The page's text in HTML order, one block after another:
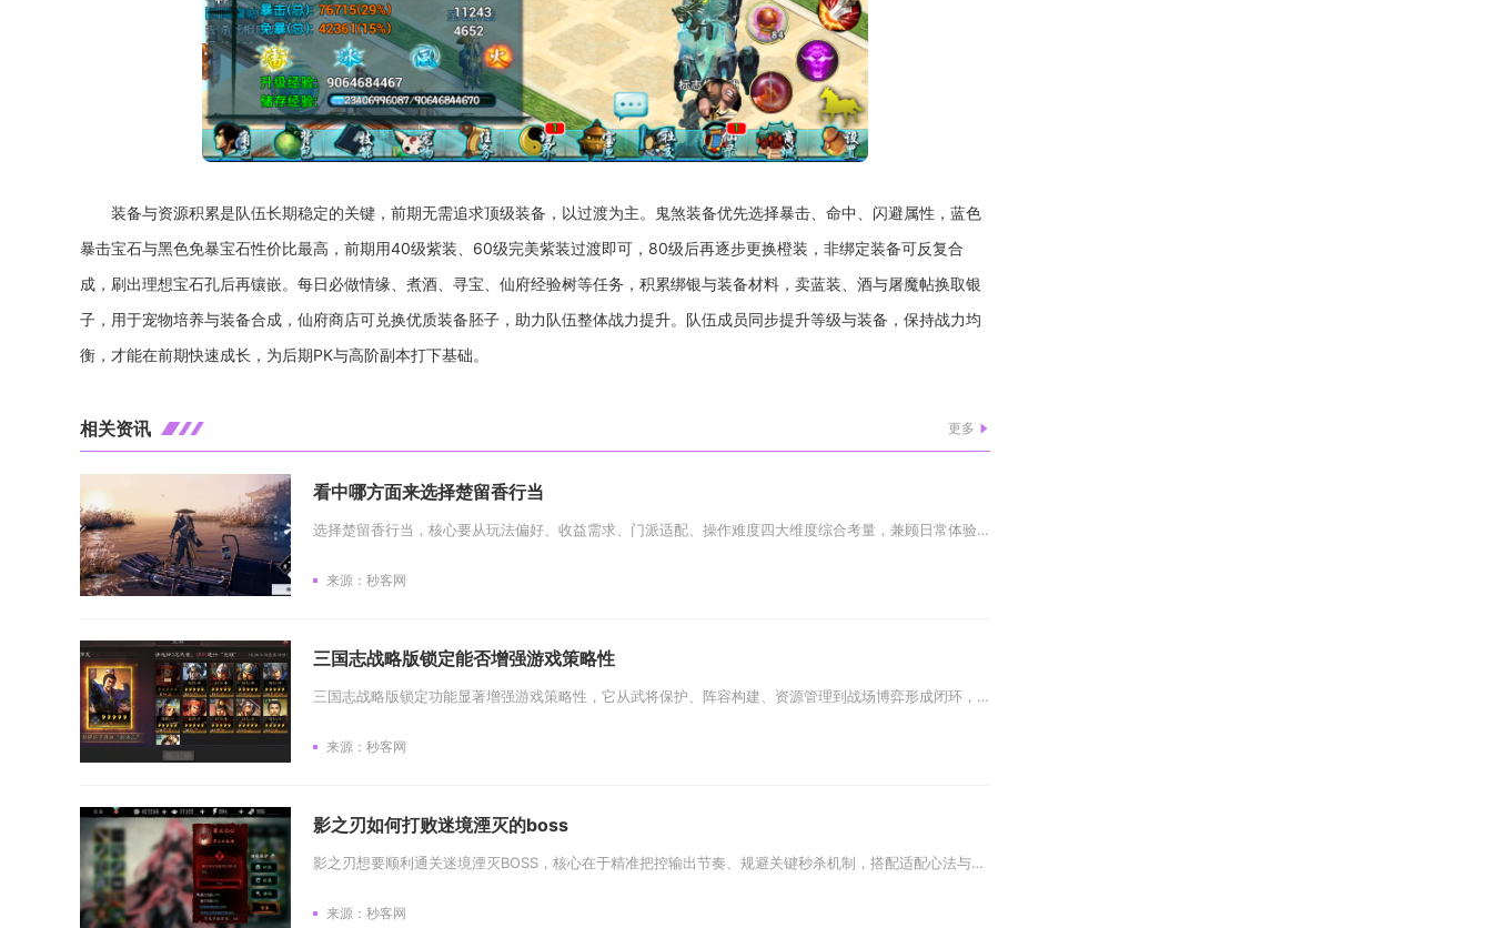
装备与资源积累是队伍长期稳定的关键，前期无需追求顶级装备，以过渡为主。鬼煞装备优先选择暴击、命中、闪避属性，蓝色
暴击宝石与黑色免暴宝石性价比最高，前期用40级紫装、60级完美紫装过渡即可，80级后再逐步更换橙装，非绑定装备可反复合
成，刷出理想宝石孔后再镶嵌。每日必做情缘、煮酒、寻宝、仙府经验树等任务，积累绑银与装备材料，卖蓝装、酒与屠魔帖换取银
子，用于宠物培养与装备合成，仙府商店可兑换优质装备胚子，助力队伍整体战力提升。队伍成员同步提升等级与装备，保持战力均
衡，才能在前期快速成长，为后期PK与高阶副本打下基础。
相关资讯 更多
看中哪方面来选择楚留香行当
选择楚留香行当，核心要从玩法偏好、收益需求、门派适配、操作难度四大维度综合考量，兼顾日常体验与长期养成，才能选出适配自身...
来源：秒客网
三国志战略版锁定能否增强游戏策略性
三国志战略版锁定功能显著增强游戏策略性，它从武将保护、阵容构建、资源管理到战场博弈形成闭环，让策略规划更稳定、决策更精准...
来源：秒客网
影之刃如何打败迷境湮灭的boss
影之刃想要顺利通关迷境湮灭BOSS，核心在于精准把控输出节奏、规避关键秒杀机制，搭配适配心法与技能循环，即可稳定实现通关...
来源：秒客网